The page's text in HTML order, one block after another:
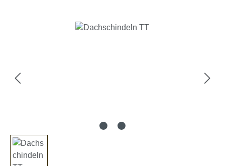
Bildergalerie überspringen